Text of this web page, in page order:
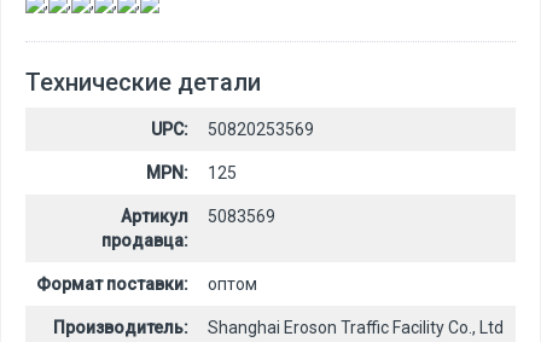
Технические детали
UPC: 50820253569
MPN: 125
Артикул
продавца:
5083569
Формат поставки: оптом
Производитель: Shanghai Eroson Traffic Facility Co., Ltd